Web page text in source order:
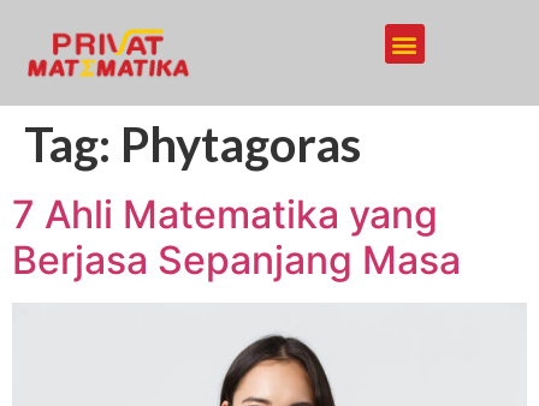
Tag: Phytagoras
7 Ahli Matematika yang
Berjasa Sepanjang Masa